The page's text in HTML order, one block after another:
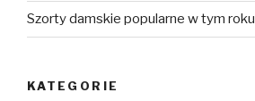
Szorty damskie popularne w tym roku
KATEGORIE